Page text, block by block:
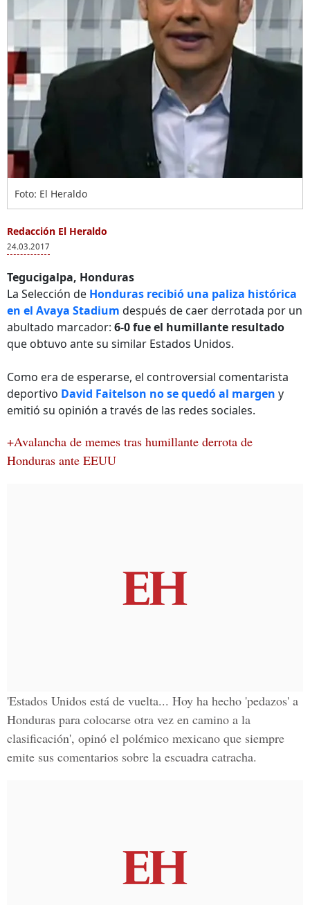
Foto: El Heraldo
Redacción El Heraldo
24.03.2017
Tegucigalpa, Honduras
La Selección de Honduras recibió una paliza histórica
en el Avaya Stadium después de caer derrotada por un
abultado marcador: 6-0 fue el humillante resultado
que obtuvo ante su similar Estados Unidos.
Como era de esperarse, el controversial comentarista
deportivo David Faitelson no se quedó al margen y
emitió su opinión a través de las redes sociales.
+Avalancha de memes tras humillante derrota de
Honduras ante EEUU
'Estados Unidos está de vuelta... Hoy ha hecho 'pedazos' a
Honduras para colocarse otra vez en camino a la
clasificación', opinó el polémico mexicano que siempre
emite sus comentarios sobre la escuadra catracha.